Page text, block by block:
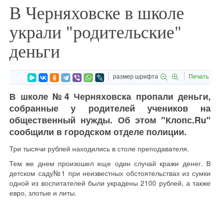
В Черняховске в школе
украли "родительские"
деньги
размер шрифта Печать
В школе №4 Черняховска пропали деньги,
собранные у родителей учеников на
общественный нужды. Об этом "Клопс.Ru"
сообщили в городском отделе полиции.
Три тысячи рублей находились в столе преподавателя.
Тем же днем произошел еще один случай кражи денег. В
детском саду№1 при неизвестных обстоятельствах из сумки
одной из воспитателей были украдены 2100 рублей, а также
евро, злотые и литы.